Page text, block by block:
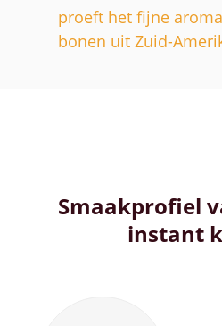
proeft het fijne
bonen uit Zuid-
Smaakprofiel
instant